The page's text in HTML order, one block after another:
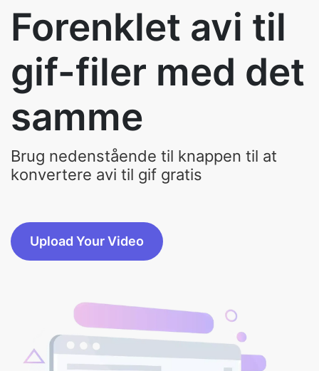
Forenklet avi til
gif-filer med det
samme
Brug nedenstående til knappen til at
konvertere avi til gif gratis
Upload Your Video